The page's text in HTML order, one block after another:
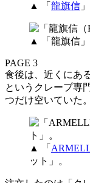
▲ 「 龍旗信
▲ 「龍旗信」
PAGE 3
食後は、近くにあ
というクレープ専
つだけ空いていた。
▲ 「
ット」。